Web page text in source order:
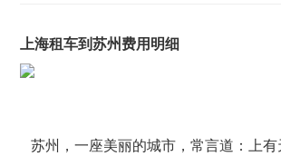
上海租车到苏州费用明细
苏州，一座美丽的城市，常言道：上